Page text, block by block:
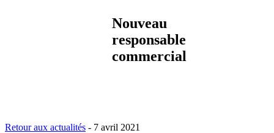
Nouveau
responsable
commercial
Retour aux actualités - 7 avril 2021